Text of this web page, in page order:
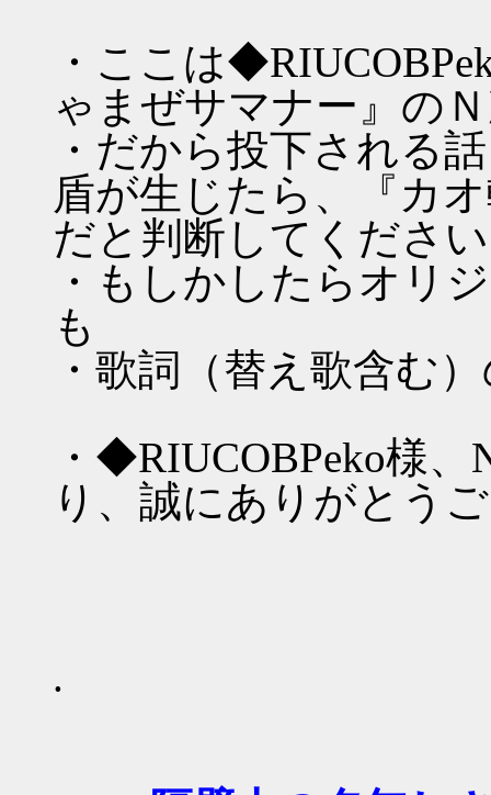
・ここは
ゃまぜサマナー』の
・だから投下される
盾が生じたら、『カ
だと判断してください
・もしかしたらオリ
も
・歌詞（替え歌含む
・◆RIUCOBPeko様
り、誠にありがとう
.